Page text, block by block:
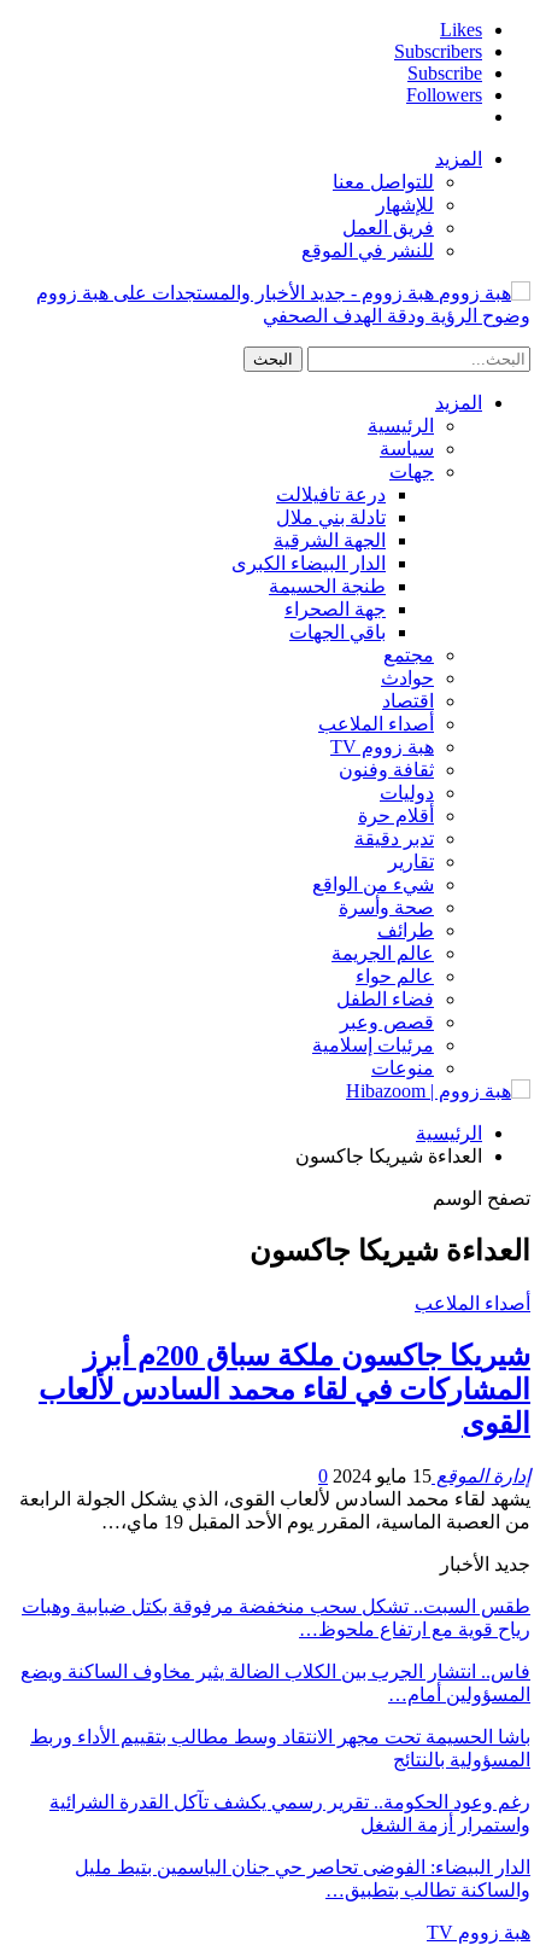
Likes
Subscribers
Subscribe
Followers
المزيد
للتواصل معنا
للإشهار
فريق العمل
للنشر في الموقع
هبة زووم - جديد الأخبار والمستجدات على هبة زووم
وضوح الرؤية ودقة الهدف الصحفي
المزيد
الرئيسية
سياسة
جهات
درعة تافيلالت
تادلة بني ملال
الجهة الشرقية
الدار البيضاء الكبرى
طنجة الحسيمة
جهة الصحراء
باقي الجهات
مجتمع
حوادث
اقتصاد
أصداء الملاعب
هبة زووم TV
ثقافة وفنون
دوليات
أقلام حرة
تدبر دقيقة
تقارير
شيء من الواقع
صحة وأسرة
طرائف
عالم الجريمة
عالم حواء
فضاء الطفل
قصص وعبر
مرئيات إسلامية
منوعات
الرئيسية
العداءة شيريكا جاكسون
تصفح الوسم
العداءة شيريكا جاكسون
أصداء الملاعب
شيريكا جاكسون ملكة سباق 200م أبرز
المشاركات في لقاء محمد السادس لألعاب
القوى‎
إدارة الموقع 15 مايو 2024
0
يشهد لقاء محمد السادس لألعاب القوى، الذي يشكل الجولة الرابعة
من العصبة الماسية، المقرر يوم الأحد المقبل 19 ماي،…
جديد الأخبار
طقس السبت.. تشكل سحب منخفضة مرفوقة بكتل ضبابية وهبات
رياح قوية مع ارتفاع ملحوظ…
فاس.. انتشار الجرب بين الكلاب الضالة يثير مخاوف الساكنة ويضع
المسؤولين أمام…
باشا الحسيمة تحت مجهر الانتقاد وسط مطالب بتقييم الأداء وربط
المسؤولية بالنتائج
رغم وعود الحكومة.. تقرير رسمي يكشف تآكل القدرة الشرائية
واستمرار أزمة الشغل
الدار البيضاء: الفوضى تحاصر حي جنان الياسمين بتيط مليل
والساكنة تطالب بتطبيق…
هبة زووم TV